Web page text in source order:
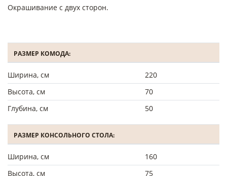
Окрашивание с двух сторон.
РАЗМЕР КОМОДА:
Ширина, см
220
Высота, см
70
Глубина, см
50
РАЗМЕР КОНСОЛЬНОГО СТОЛА:
Ширина, см
160
Высота, см
75